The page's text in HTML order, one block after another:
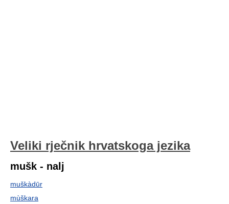
Veliki rječnik hrvatskoga jezika
mušk - nalj
muškàdūr
mùškara